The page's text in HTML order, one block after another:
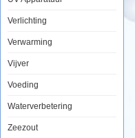
Verlichting
Verwarming
Vijver
Voeding
Waterverbetering
Zeezout